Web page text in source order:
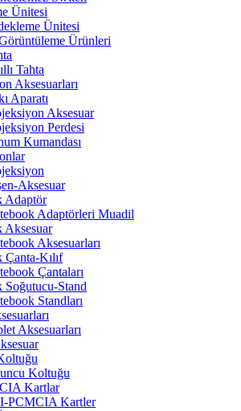
Ünitesi
Ünitesi
Ürünleri
Tahta
Aksesuarları
Aparatı
Aksesuar
Perdesi
Kumandası
Aksesuar
Adaptör
Adaptörleri Muadil
Aksesuar
Aksesuarları
Kılıf
Çantaları
Soğutucu-Stand
Standları
Aksesuarları
Koltuğu
Kartlar
PCMCIA Kartler